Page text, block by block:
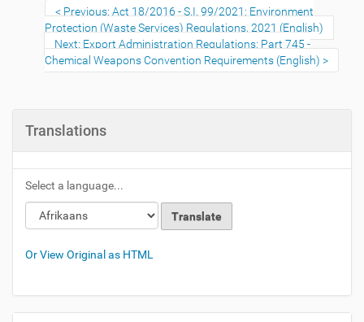
Previous: Act 18/2016 - S.I. 99/2021: Environment
Protection (Waste Services) Regulations, 2021 (English)
Next: Export Administration Regulations: Part 745 -
Chemical Weapons Convention Requirements (English)
Translations
Select a language...
Or View Original as HTML